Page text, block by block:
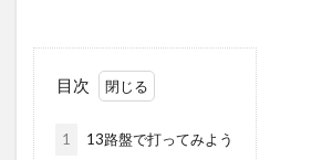
目次
1 13路盤で打ってみよう